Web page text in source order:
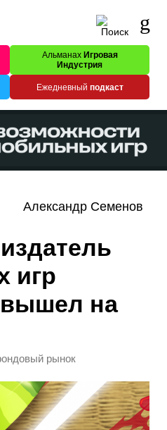
Альманах Игровая
Индустрия
Ежедневный подкаст
Александр Семенов
игр
вышел на
рынок